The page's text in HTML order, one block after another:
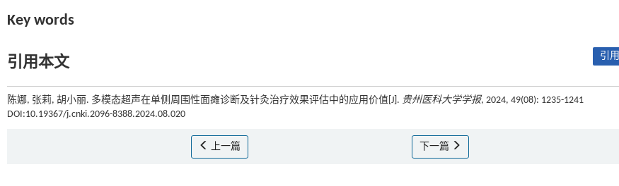
Key words
引用本文 引
陈娜, 张莉, 胡小丽. 多模态超声在单侧周围性面瘫诊断及针灸治疗效果评估中的应用价值[J]. 贵州医科大学学报, 2024, 49(08): 1235-1241
DOI:10.19367/j.cnki.2096-8388.2024.08.020
上一篇 下一篇